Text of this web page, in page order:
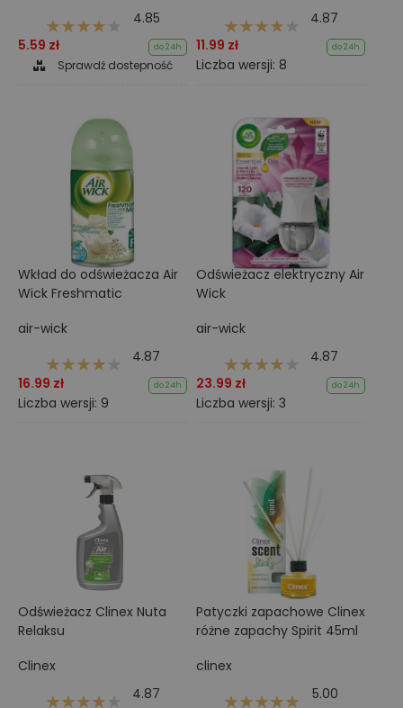
4.85
5.59 zł
do 24h
Sprawdź dostepność
4.87
11.99 zł
do 24h
Liczba wersji: 8
Wkład do odświeżacza Air
Wick Freshmatic
air-wick
4.87
16.99 zł
do 24h
Liczba wersji: 9
Odświeżacz elektryczny Air
Wick
air-wick
4.87
23.99 zł
do 24h
Liczba wersji: 3
Odświeżacz Clinex Nuta
Relaksu
Clinex
4.87
Patyczki zapachowe Clinex
różne zapachy Spirit 45ml
clinex
5.00